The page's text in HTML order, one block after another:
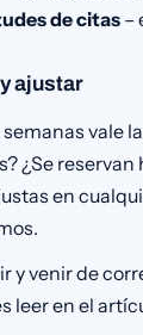
de citas–
ajustar
vale
¿Se
en
y venir de
leer en el